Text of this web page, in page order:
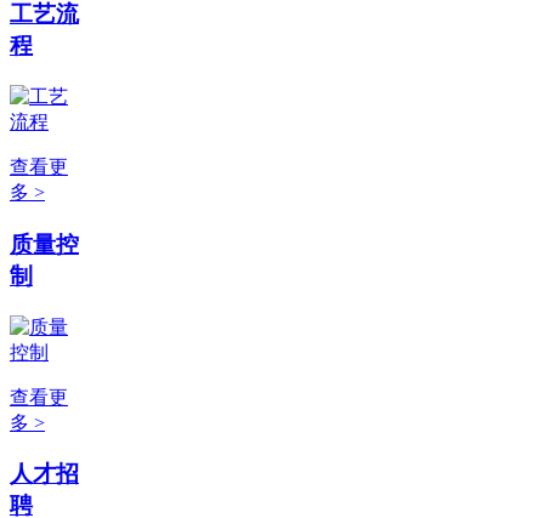
工艺流
程
查看更
多 >
质量控
制
查看更
多 >
人才招
聘